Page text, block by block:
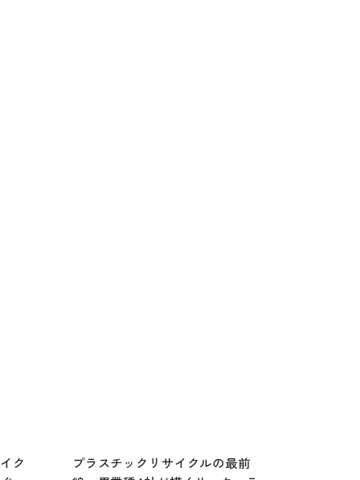
ク
プラスチックリサイクルの最前